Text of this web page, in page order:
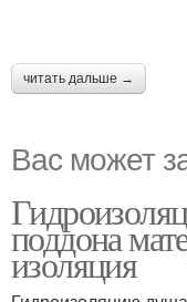
читать дальше →
Вас может
поддона
изоляция